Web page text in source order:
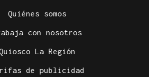
Quiénes somos
con nosotros
La Región
de publicidad